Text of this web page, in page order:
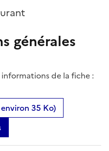
générales
de la fiche :
35 Ko)